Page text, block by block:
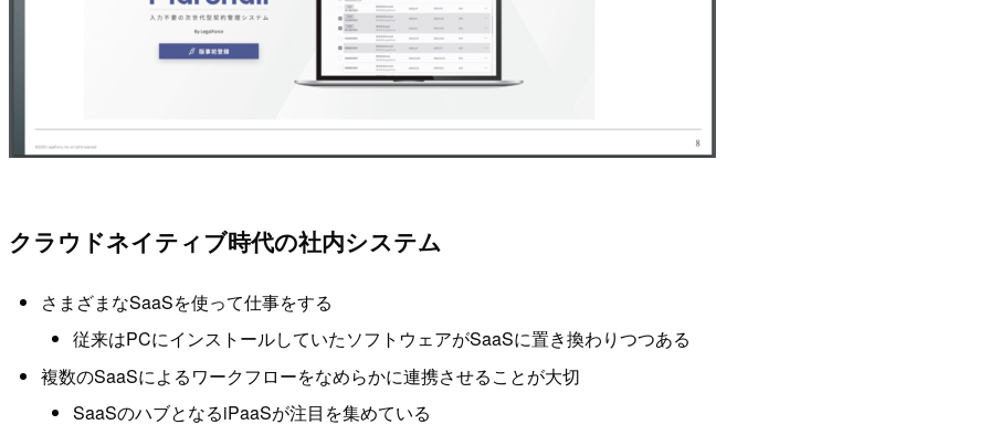
クラウドネイティブ時代の社内システム
さまざまなSaaSを使って仕事をする
従来はPCにインストールしていたソフトウェアがSaaSに置き換わりつつある
複数のSaaSによるワークフローをなめらかに連携させることが大切
SaaSのハブとなるiPaaSが注目を集めている